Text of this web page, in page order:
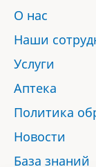
О нас
Наши
Услуги
Аптека
Политика
Новости
База знаний